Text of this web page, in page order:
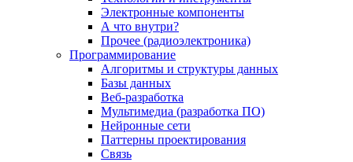
Электронные компоненты
А что внутри?
Прочее (радиоэлектроника)
Программирование
Алгоритмы и структуры данных
Базы данных
Веб-разработка
Мультимедиа (разработка ПО)
Нейронные сети
Паттерны проектирования
Связь